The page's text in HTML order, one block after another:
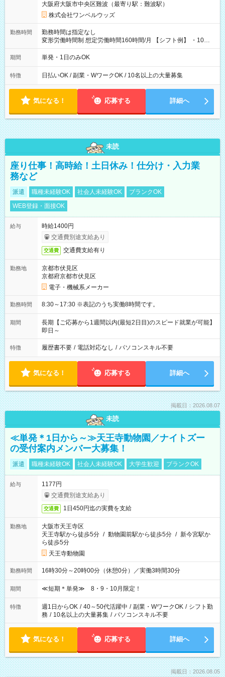
大阪府大阪市中央区難波（最寄り駅：難波駅）
株式会社ワンベルウッズ
勤務時間
勤務時間は指定なし
変形労働時間制 想定労働時間160時間/月 【シフト例】 ・10：
00～20：00
期間 単発・1日のみOK
特徴 日払いOK / 副業・WワークOK / 10名以上の大量募集
気になる！ 応募する 詳細へ
未読
座り仕事！高時給！土日休み！仕分け・入力業
務など
派遣 職種未経験OK 社会人未経験OK
ブランクOK
WEB登録・面接OK
給与
時給1400円
交通費別途支給あり
交通費 交通費支給有り
勤務地
京都市伏見区
京都府京都市伏見区
電子・機械系メーカー
勤務時間 8:30～17:30 ※表記のうち実働8時間です。
期間
長期【ご応募から1週間以内(最短2日目)のスピード就業が可能】
即日～
特徴 履歴書不要 / 電話対応なし / パソコンスキル不要
気になる！ 応募する 詳細へ
掲載日：2026.08.07
未読
≪単発＊1日から～≫天王寺動物園／ナイトズー
の受付案内メンバー大募集！
派遣 職種未経験OK 社会人未経験OK 大学生歓迎 ブランクOK
給与
1177円
交通費別途支給あり
交通費 1日450円迄の実費を支給
勤務地
大阪市天王寺区
天王寺駅から徒歩5分 / 動物園前駅から徒歩5分 / 新今宮駅か
ら徒歩5分
天王寺動物園
勤務時間 16時30分～20時00分（休憩0分）／実働3時間30分
期間 ≪短期＊単発≫ 8・9・10月限定！
特徴 週1日からOK / 40～50代活躍中 / 副業・WワークOK / シフト勤
務 / 10名以上の大量募集 / パソコンスキル不要
気になる！ 応募する 詳細へ
掲載日：2026.08.05